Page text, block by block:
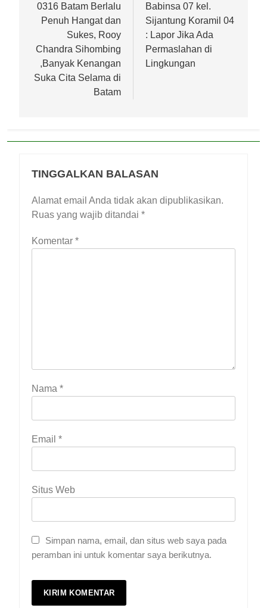
0316 Batam Berlalu
Penuh Hangat dan
Sukes, Rooy
Chandra Sihombing
,Banyak Kenangan
Suka Cita Selama di
Batam
Babinsa 07 kel.
Sijantung Koramil 04
: Lapor Jika Ada
Permaslahan di
Lingkungan
TINGGALKAN BALASAN
Alamat email Anda tidak akan dipublikasikan.
Ruas yang wajib ditandai *
Komentar *
Nama *
Email *
Situs Web
Simpan nama, email, dan situs web saya pada
peramban ini untuk komentar saya berikutnya.